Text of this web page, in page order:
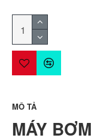
MÔ TẢ
MÁY